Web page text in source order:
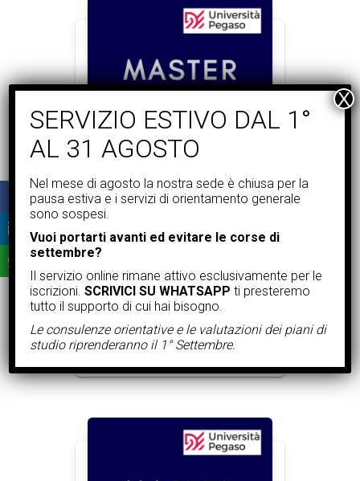
Anno accademico: 2025/2026
MASTER I LIVELLO Teorie e
didattica in ambito
umanistico, letterario e
filosofico-PEGASO
€380,00
RICHIEDI
Nel mese di agosto la nostra sede è chiusa per la
pausa estiva e i servizi di orientamento generale
sono sospesi.
Vuoi portarti avanti ed evitare le corse di
settembre?
Il servizio online rimane attivo esclusivamente per le
iscrizioni.SCRIVICI SU WHATSAPP ti presteremo
tutto il supporto di cui hai bisogno.
Le consulenze orientative e le valutazioni dei piani di
studio riprenderanno il 1° Settembre.